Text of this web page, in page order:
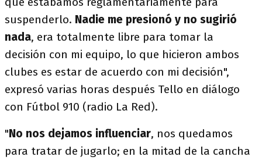
suspenderlo. Nadie me presionó y no sugirió
nada, era totalmente libre para tomar la
decisión con mi equipo, lo que hicieron ambos
clubes es estar de acuerdo con mi decisión",
expresó varias horas después Tello en diálogo
con Fútbol 910 (radio La Red).
"No nos dejamos influenciar, nos quedamos
para tratar de jugarlo; en la mitad de la cancha